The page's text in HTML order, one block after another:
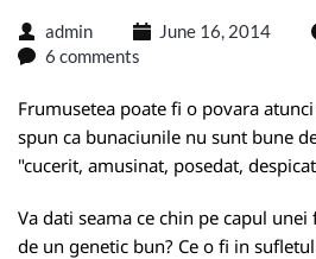
admin June 16, 2014
6 comments
Frumusetea poate fi o povara
spun ca bunaciunile nu sunt bune
"cucerit, amusinat, posedat,
Va dati seama ce chin pe capul
de un genetic bun? Ce o fi in